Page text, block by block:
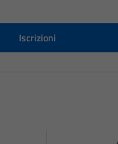
Iscrizioni